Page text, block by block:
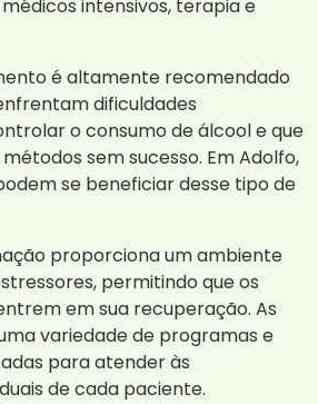
intensivos, terapia e
é altamente recomendado
dificuldades
o consumo de álcool e que
sem sucesso. Em Adolfo,
se beneficiar desse tipo de
proporciona um ambiente
permitindo que os
em sua recuperação. As
variedade de programas e
para atender às
de cada paciente.